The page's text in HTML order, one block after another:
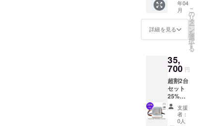
料無
料】 高
圧ス
チーム
マルチ
クリー
「DEA
R
BUTLE
R」 家
中のお
掃除こ
れ１台
におま
かせ！
年04
月
詳細を見る
こ
の
リ
タ
ー
ン
を
選
択
す
る
35,
700 円
超割2台
セット
25%
セッ
ト 一
般予定
支援
者：
0人